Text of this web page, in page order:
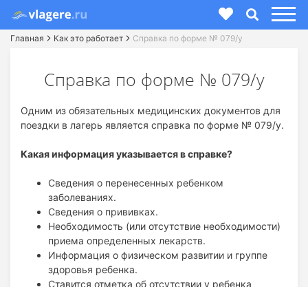
Главная Как это работает Справка по форме № 079/у
Справка по форме № 079/у
Одним из обязательных медицинских документов для
поездки в лагерь является справка по форме № 079/у.
Какая информация указывается в справке?
Сведения о перенесенных ребенком
заболеваниях.
Сведения о прививках.
Необходимость (или отсутствие необходимости)
приема определенных лекарств.
Информация о физическом развитии и группе
здоровья ребенка.
Ставится отметка об отсутствии у ребенка